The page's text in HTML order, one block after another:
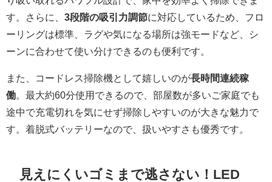
す。さらに、 3段階の吸引力調節に対応しているため、フロ
ーリングは標準、ラグや気になる場所は強モードなど、シ
ーンに合わせて使い分けできるのも便利です。
また、コードレス掃除機として嬉しいのが長時間連続稼
働 。最大約60分使用できるので、部屋数が多いご家庭でも
途中で充電切れを気にせず掃除しやすいのが大きな魅力で
す。着脱式バッテリーなので、扱いやすさも優秀です。
見えにくいゴミまで逃さない！LED